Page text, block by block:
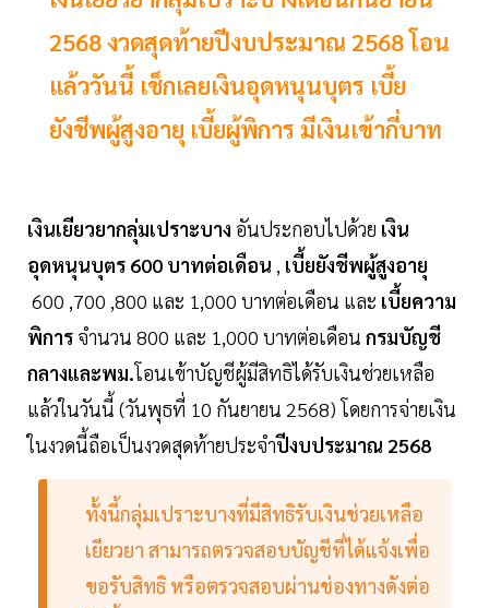
2568 งวดสุดท้ายปีงบประมาณ 2568 โอน
แล้ววันนี้ เช็กเลยเงินอุดหนุนบุตร เบี้ย
ยังชีพผู้สูงอายุ เบี้ยผู้พิการ มีเงินเข้ากี่บาท
เงินเยียวยากลุ่มเปราะบาง อันประกอบไปด้วย เงิน
อุดหนุนบุตร 600 บาทต่อเดือน , เบี้ยยังชีพผู้สูงอายุ
600 ,700 ,800 และ 1,000 บาทต่อเดือน และ เบี้ยความ
พิการ จำนวน 800 และ 1,000 บาทต่อเดือน กรมบัญชี
กลางและพม.โอนเข้าบัญชีผู้มีสิทธิได้รับเงินช่วยเหลือ
แล้วในวันนี้ (วันพุธที่ 10 กันยายน 2568) โดยการจ่ายเงิน
ในงวดนี้ถือเป็นงวดสุดท้ายประจำปีงบประมาณ 2568
ทั้งนี้กลุ่มเปราะบางที่มีสิทธิรับเงินช่วยเหลือ
เยียวยา สามารถตรวจสอบบัญชีที่ได้แจ้งเพื่อ
ขอรับสิทธิ หรือตรวจสอบผ่านช่องทางดังต่อ